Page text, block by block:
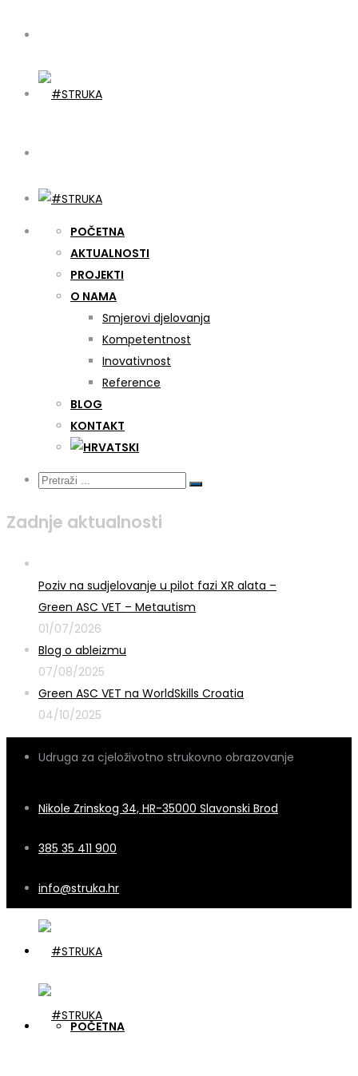
POČETNA
AKTUALNOSTI
PROJEKTI
O NAMA
Smjerovi djelovanja
Kompetentnost
Inovativnost
Reference
BLOG
KONTAKT
Zadnje aktualnosti
Poziv na sudjelovanje u pilot fazi XR alata –
Green ASC VET – Metautism
01/07/2026
Blog o ableizmu
07/08/2025
Green ASC VET na WorldSkills Croatia
04/10/2025
Udruga za cjeloživotno strukovno obrazovanje
Nikole Zrinskog 34, HR-35000 Slavonski Brod
385 35 411 900
info@struka.hr
POČETNA